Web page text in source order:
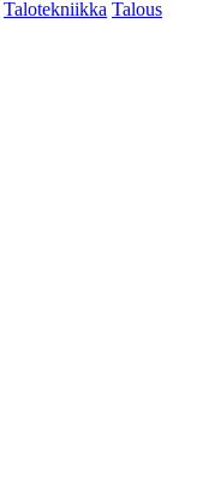
Talotekniikka Talous